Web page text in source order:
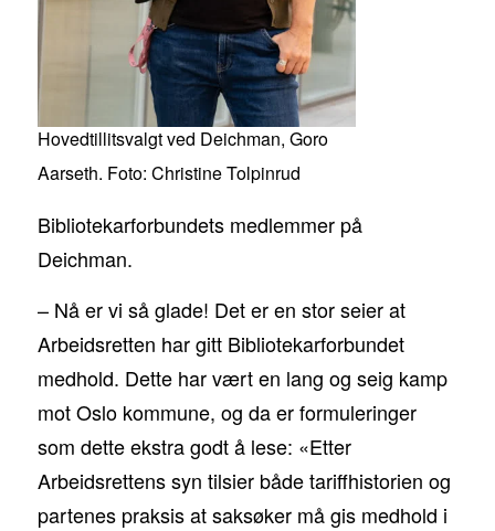
Hovedtillitsvalgt ved Deichman, Goro
Aarseth. Foto: Christine Tolpinrud
Bibliotekarforbundets medlemmer på
Deichman.
– Nå er vi så glade! Det er en stor seier at
Arbeidsretten har gitt Bibliotekarforbundet
medhold. Dette har vært en lang og seig kamp
mot Oslo kommune, og da er formuleringer
som dette ekstra godt å lese: «Etter
Arbeidsrettens syn tilsier både tariffhistorien og
partenes praksis at saksøker må gis medhold i